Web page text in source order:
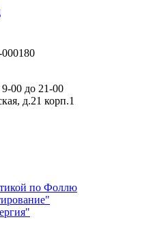
00 до 21-00
д.21 корп.1
по Фоллю